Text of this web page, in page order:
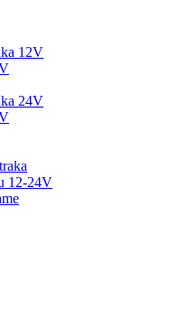
12V
24V
12-24V